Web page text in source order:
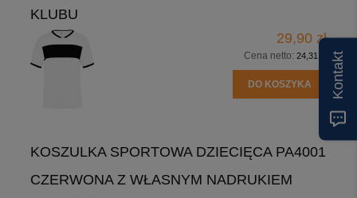
KLUBU
29,90 zł
Cena netto: 24,31 zł
DO KOSZYKA
KOSZULKA SPORTOWA DZIECIĘCA PA4001
CZERWONA Z WŁASNYM NADRUKIEM
Kontakt